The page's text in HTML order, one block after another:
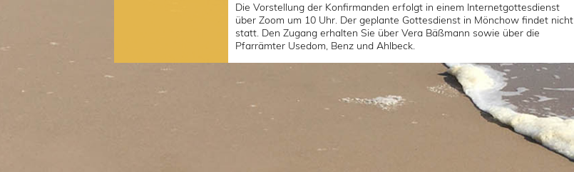
Die Vorstellung der Konfirmanden erfolgt in einem Internetgottesdienst
über Zoom um 10 Uhr. Der geplante Gottesdienst in Mönchow findet nicht
statt. Den Zugang erhalten Sie über Vera Bäßmann sowie über die
Pfarrämter Usedom, Benz und Ahlbeck.